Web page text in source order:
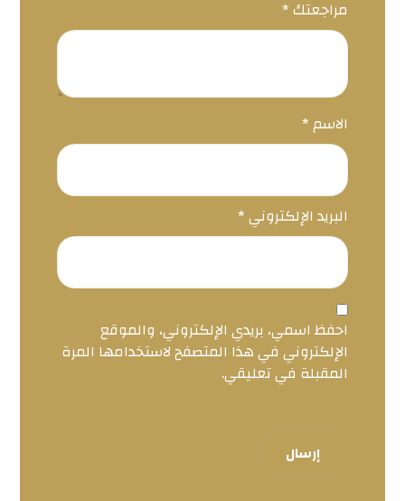
مراجعتك*
الاسم*
البريد الإلكتروني*
احفظ اسمي، بريدي الإلكتروني، والموقع
الإلكتروني في هذا المتصفح لاستخدامها المرة
المقبلة في تعليقي.
إرسال